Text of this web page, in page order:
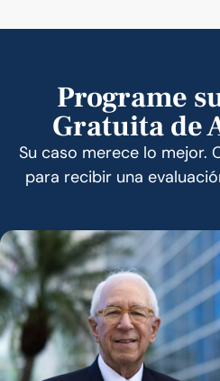
Programe
Gratuita de
Su caso merece lo mejor.
para recibir una